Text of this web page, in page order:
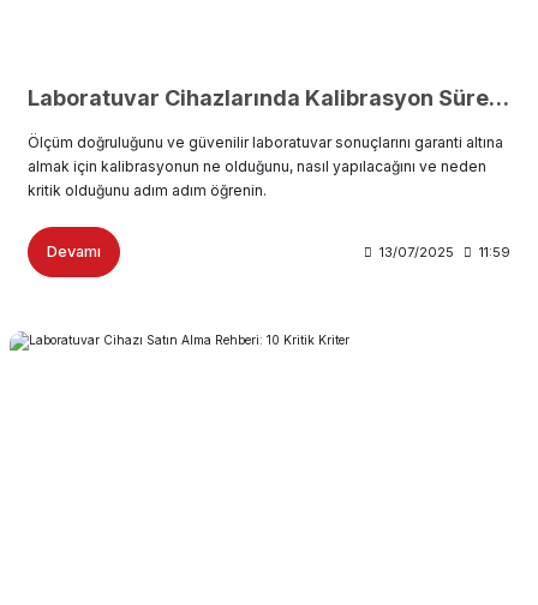
Laboratuvar Cihazlarında Kalibrasyon Süreçleri ve Önemi
Ölçüm doğruluğunu ve güvenilir laboratuvar sonuçlarını garanti altına
almak için kalibrasyonun ne olduğunu, nasıl yapılacağını ve neden
kritik olduğunu adım adım öğrenin.
Devamı 13/07/2025 11:59